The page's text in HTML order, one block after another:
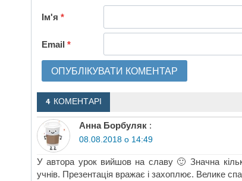
Ім'я *
Email *
4 КОМЕНТАРІ
Анна Борбуляк :
08.08.2018 о 14:49
У автора урок вийшов на славу 🙂 Значна
учнів. Презентація вражає і захоплює. Велике